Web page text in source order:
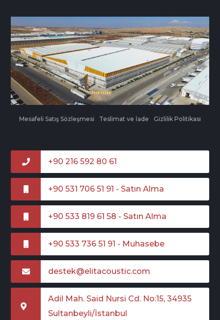
Mesafeli Satış Sözleşmesi Teslimat ve İade Gizlilik Politikası
+90 216 592 80 61
+90 531 706 51 91 - Satın Alma
+90 533 819 61 58 - Satın Alma
+90 533 736 51 91 - Muhasebe
destek@elitacoustic.com
Adil Mah. Said Nursi Cd. No:15, 34935
Sultanbeyli/İstanbul